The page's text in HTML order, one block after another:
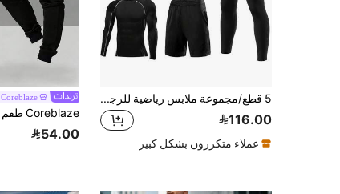
5 قطع/مجموعة ملابس رياضية للرجال، بدلة تمرين الربيع للركض والكرة السلة ذات ملائمة محكمة، لون أسود
116.00
عملاء متكررون بشكل كبير
Coreblaze
54.00